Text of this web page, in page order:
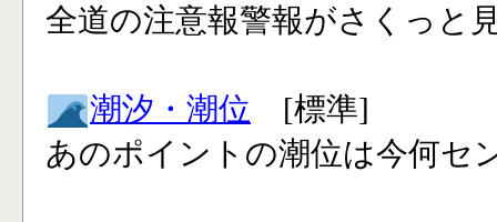
全道の注意報警報がさくっと
潮汐・潮位 [標準]
あのポイントの潮位は今何セ